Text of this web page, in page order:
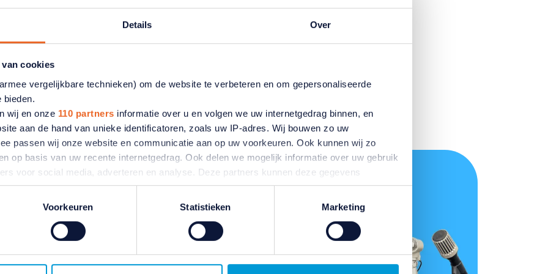
Details Over
cookies
vergelijkbare technieken) om de website te verbeteren en om gepersonaliseerde
bieden.
wij en onze 110 partners informatie over u en volgen we uw internetgedrag binnen, en
aan de hand van unieke identificatoren, zoals uw IP-adres. Wij bouwen zo uw
passen wij onze website en communicatie aan op uw voorkeuren. Ook kunnen wij zo
op basis van uw recente internetgedrag. Ook delen we mogelijk informatie over uw gebruik
voor social media, adverteren en analyse. Deze partners kunnen deze gegevens
die u aan ze heeft verstrekt of die ze hebben verzameld op basis van uw gebruik van
van gedachten? U kunt uw voorkeuren aanpassen of uw toestemming intrekken door te
encookiebeleid
Voorkeuren Statistieken Marketing